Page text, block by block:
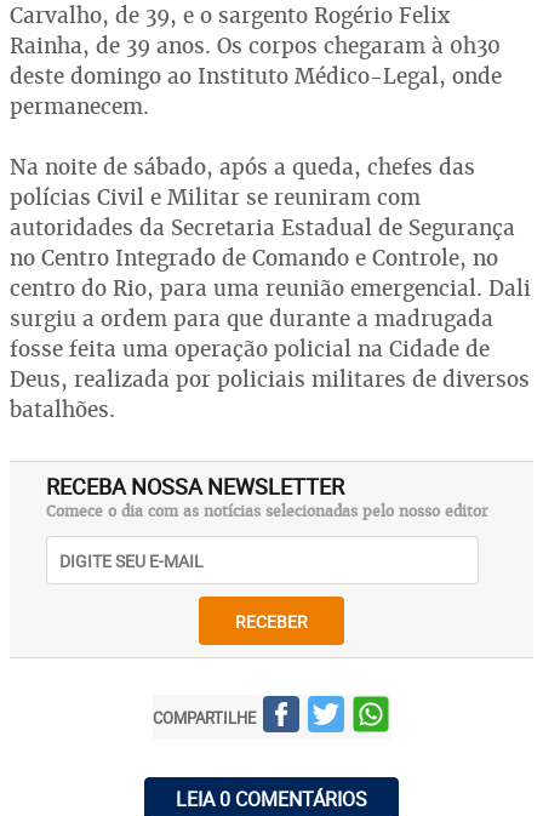
Carvalho, de 39, e o sargento Rogério Felix
Rainha, de 39 anos. Os corpos chegaram à 0h30
deste domingo ao Instituto Médico-Legal, onde
permanecem.
Na noite de sábado, após a queda, chefes das
polícias Civil e Militar se reuniram com
autoridades da Secretaria Estadual de Segurança
no Centro Integrado de Comando e Controle, no
centro do Rio, para uma reunião emergencial. Dali
surgiu a ordem para que durante a madrugada
fosse feita uma operação policial na Cidade de
Deus, realizada por policiais militares de diversos
batalhões.
RECEBA NOSSA NEWSLETTER
Comece o dia com as notícias selecionadas pelo nosso editor
RECEBER
COMPARTILHE
LEIA 0 COMENTÁRIOS